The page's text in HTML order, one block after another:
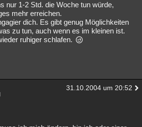
nur 1-2 Std. die Woche tun würde,
mehr erreichen.
dich. Es gibt genug Möglichkeiten
zu tun, auch wenn es im kleinen ist.
ruhiger schlafen.
31.10.2004 um 20:52